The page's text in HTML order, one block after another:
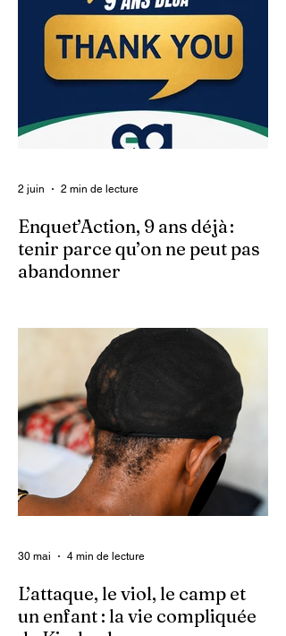
Enquet’Action, 9 ans déjà :
tenir parce qu’on ne peut pas
abandonner
années depuis que nous avons osé doter
le pays d’un média dédié à l’investigation et
au journalisme de fond.
2 juin 2 min de lecture
L’attaque, le viol, le camp et
un enfant : la vie compliquée
30 mai 4 min de lecture